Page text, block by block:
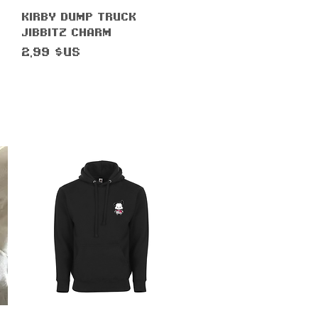
Aperçu rapide
Kirby Dump Truck
Jibbitz Charm
Prix
2,99 $US